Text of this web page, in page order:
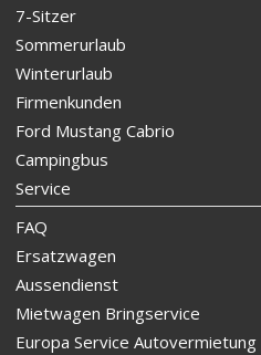
7-Sitzer
Sommerurlaub
Winterurlaub
Firmenkunden
Ford Mustang Cabrio
Campingbus
Service
FAQ
Ersatzwagen
Aussendienst
Mietwagen Bringservice
Europa Service Autovermietung